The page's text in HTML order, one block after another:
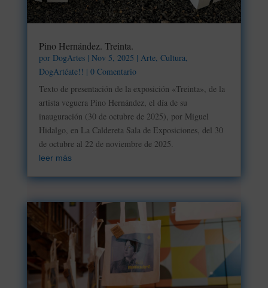
Pino Hernández. Treinta.
por DogArtes| Nov 5, 2025 | Arte, Cultura,
DogArtéate!! | 0 Comentario
Texto de presentación de la exposición «Treinta», de la
artista veguera Pino Hernández, el día de su
inauguración (30 de octubre de 2025), por Miguel
Hidalgo, en La Caldereta Sala de Exposiciones, del 30
de octubre al 22 de noviembre de 2025.
leer más